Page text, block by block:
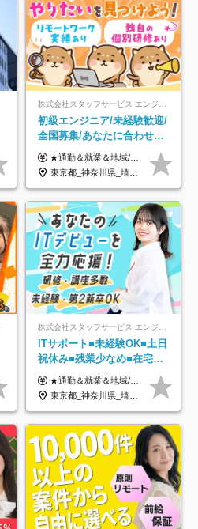
株式会社スタッフサービス エンジニアリング事業本部
初級エンジニア/未経験歓迎/
全国募集/あなたに合わせた
オリジナル研修をご用
意/AI・IoT/残業平均8時間
★通勤＆就業＆地域/住宅＆役職手当あり ★残業代は全額支給 ★選べる給与制度あり！ ■東京・神奈川・千葉・埼玉勤務の場合 月給24.5万円～55万円＋諸手当 （残業代は全額支給） (20,000円の地域/住宅手当込み) ■愛知・京都・大阪・兵庫勤務の場合 月給24万円以上＋諸手当 （残業代は全額支給） (15,000円の地域/住宅手当込み) ■茨城・栃木・群馬・静岡・三重・滋賀・広島・福岡勤務の場合 月給23.5万円以上＋諸手当 （残業代は全額支給） (10,000円の地域/住宅手当込み) ■北海道・宮城・山梨・長野・岐阜・奈良・和歌山・岡山勤務の場合 月給23万円以上＋諸手当 （残業代は全額支給） (5,000円の地域/住宅手当込み) ■その他のエリア勤務の場合 月給22.5万円以上＋諸手当 （残業代は全額支給） ※経験や能力を考慮し、当社規定により優遇します 【昇給：年一回実施】 【選べる給与制度】 ★収入を重視する方に… 「変動型人事制度」の選択も可能（派遣先からの評価に応じて収入アップ！） ※年2回のタイミングで希望者と面談の上決定します。
東京都_神奈川県_埼玉県_千葉県_大阪府_愛知県_北海道_岩手県_宮城県_山形県_福島県_茨城県_栃木県_群馬県_山梨県_長野県_富山県_石川県_静岡県_岐阜県_三重県_兵庫県_京都府_滋賀県_奈良県_広島県_岡山県_山口県_愛媛県_福岡県_熊本県_長崎県
株式会社スタッフサービス エンジニアリング事業本部
ITサポート■未経験OK■土日
祝休み■残業少なめ■在宅実
績あり■約900種類のスキル
アップ講座あり■全国募集
★通勤＆就業＆地域/住宅＆役職手当あり ★残業代は全額支給 ★選べる給与制度あり！ ■東京・神奈川・千葉・埼玉勤務の場合 月給24.5万円～55万円＋諸手当 （残業代は全額支給） (20,000円の地域/住宅手当込み) ■愛知・京都・大阪・兵庫勤務の場合 月給24万円以上＋諸手当 （残業代は全額支給） (15,000円の地域/住宅手当込み) ■茨城・栃木・群馬・静岡・三重・滋賀・広島・福岡勤務の場合 月給23.5万円以上＋諸手当 （残業代は全額支給） (10,000円の地域/住宅手当込み) ■北海道・宮城・山梨・長野・岐阜・奈良・和歌山・岡山勤務の場合 月給23万円以上＋諸手当 （残業代は全額支給） (5,000円の地域/住宅手当込み) ■その他のエリア勤務の場合 月給22.5万円以上＋諸手当 （残業代は全額支給） ※経験や能力を考慮し、当社規定により優遇します 【昇給：年一回実施】 【選べる給与制度】 ★収入を重視する方に… 「変動型人事制度」の選択も可能（派遣先からの評価に応じて収入アップ！） ※年2回のタイミングで希望者と面談の上決定します。
東京都_神奈川県_埼玉県_千葉県_大阪府_愛知県_北海道_岩手県_宮城県_山形県_福島県_茨城県_栃木県_群馬県_山梨県_長野県_富山県_石川県_静岡県_岐阜県_三重県_兵庫県_京都府_滋賀県_奈良県_広島県_岡山県_山口県_愛媛県_福岡県_熊本県_長崎県